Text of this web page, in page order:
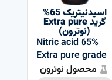
اسیدنیتریک 65%
گرید Extra pure
(نوترون)
Nitric acid 65%
Extra pure grade
محصول نوترون